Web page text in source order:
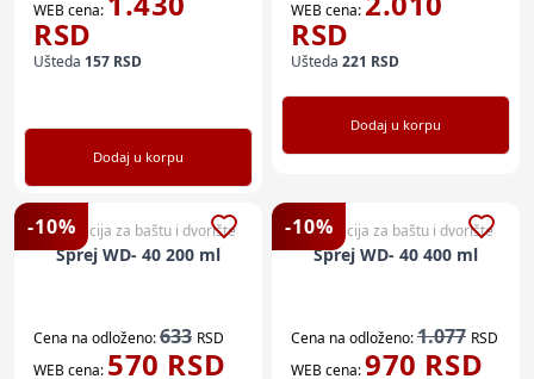
WEB cena:
RSD
Ušteda 157 RSD
Dodaj u korpu
WEB cena:
RSD
Ušteda 221 RSD
Dodaj u korpu
-10%
Dekoracija za baštu i dvorište
Sprej WD- 40 200 ml
Cena na odloženo:633 RSD
WEB cena: 570 RSD
-10%
Dekoracija za baštu i dvorište
Sprej WD- 40 400 ml
Cena na odloženo:1.077 RSD
WEB cena:970 RSD